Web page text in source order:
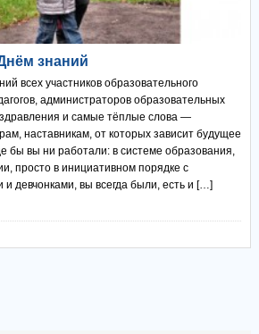
знаний
всех участников образовательного
администраторов образовательных
и самые тёплые слова —
наставникам, от которых зависит будущее
бы вы ни работали: в системе образования,
просто в инициативном порядке с
девчонками, вы всегда были, есть и […]